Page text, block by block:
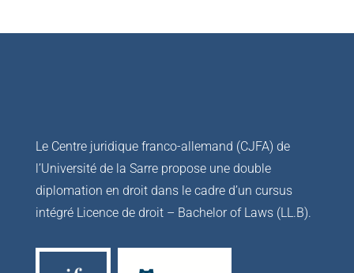
Le Centre juridique franco-allemand (CJFA) de
l’Université de la Sarre propose une double
diplomation en droit dans le cadre d’un cursus
intégré Licence de droit – Bachelor of Laws (LL.B).